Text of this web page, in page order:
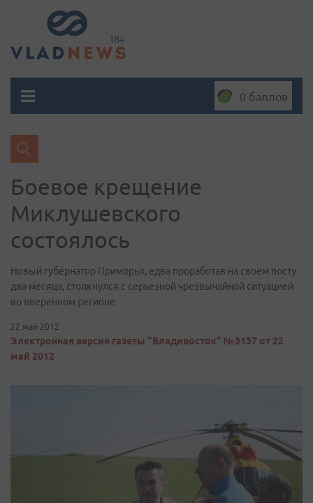
0 баллов
Боевое крещение
Миклушевского
состоялось
Новый губернатор Приморья, едва проработав на своем посту
два месяца, столкнулся с серьезной чрезвычайной ситуацией
во вверенном регионе
22 май 2012
Электронная версия газеты "Владивосток" №3137 от 22
май 2012